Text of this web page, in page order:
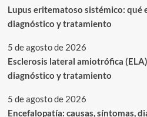
Lupus eritematoso sistémico: qué
diagnóstico y tratamiento
5 de agosto de 2026
Esclerosis lateral amiotrófica
diagnóstico y tratamiento
5 de agosto de 2026
Encefalopatía: causas, síntomas,